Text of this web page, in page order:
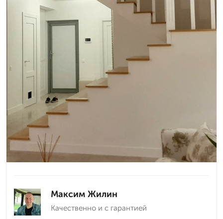
Максим Жилин
Качественно и с гарантией